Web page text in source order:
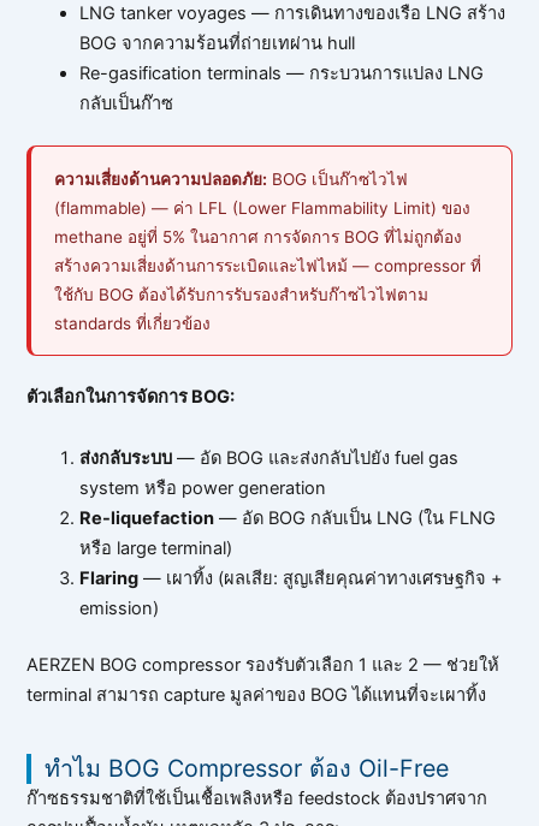
LNG tanker voyages — การเดินทางของเรือ LNG สร้าง
BOG จากความร้อนที่ถ่ายเทผ่าน hull
Re-gasification terminals — กระบวนการแปลง LNG
กลับเป็นก๊าซ
ความเสี่ยงด้านความปลอดภัย: BOG เป็นก๊าซไวไฟ
(flammable) — ค่า LFL (Lower Flammability Limit) ของ
methane อยู่ที่ 5% ในอากาศ การจัดการ BOG ที่ไม่ถูกต้อง
สร้างความเสี่ยงด้านการระเบิดและไฟไหม้ — compressor ที่
ใช้กับ BOG ต้องได้รับการรับรองสำหรับก๊าซไวไฟตาม
standards ที่เกี่ยวข้อง
ตัวเลือกในการจัดการ BOG:
ส่งกลับระบบ — อัด BOG และส่งกลับไปยัง fuel gas
system หรือ power generation
Re-liquefaction — อัด BOG กลับเป็น LNG (ใน FLNG
หรือ large terminal)
Flaring — เผาทิ้ง (ผลเสีย: สูญเสียคุณค่าทางเศรษฐกิจ +
emission)
AERZEN BOG compressor รองรับตัวเลือก 1 และ 2 — ช่วยให้
terminal สามารถ capture มูลค่าของ BOG ได้แทนที่จะเผาทิ้ง
ทำไม BOG Compressor ต้อง Oil-Free
ก๊าซธรรมชาติที่ใช้เป็นเชื้อเพลิงหรือ feedstock ต้องปราศจาก